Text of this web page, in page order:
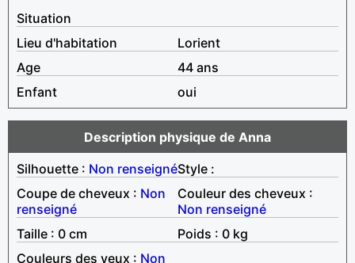
Situation
Lieu d'habitation
Lorient
Age
44 ans
Enfant
oui
Description physique de Anna
Silhouette : Non renseignéStyle :
Coupe de cheveux : Non
renseigné
Couleur des cheveux :
Non renseigné
Taille : 0 cm
Poids : 0 kg
Couleurs des yeux : Non